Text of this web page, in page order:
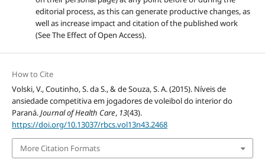
editorial process, as this can generate productive changes, as
well as increase impact and citation of the published work
(See The Effect of Open Access).
How to Cite
Volski, V., Coutinho, S. da S., & de Souza, S. A. (2015). Níveis de
ansiedade competitiva em jogadores de voleibol do interior do
Paraná.Journal of Health Care, 13(43).
https://doi.org/10.13037/rbcs.vol13n43.2468
More Citation Formats